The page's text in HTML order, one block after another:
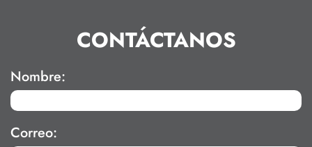
CONTÁCTANOS
Nombre:
Correo: